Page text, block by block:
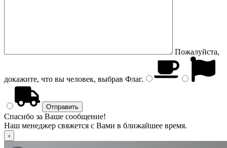
Пожалуйста,
докажите, что вы человек, выбрав Флаг.
Спасибо за Ваше сообщение!
Наш менеджер свяжется с Вами в ближайшее время.